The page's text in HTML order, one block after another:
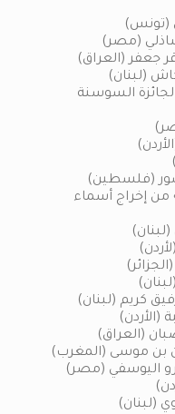
(تونس)
(مصر)
جعفر (العراق)
(لبنان)
لجائزة السوسنة
(فلسطين)
من إخراج أسماء
كريم (لبنان)
(الأردن)
(العراق)
بن موسى (المغرب)
اليوسفي (مصر)
(لبنان)